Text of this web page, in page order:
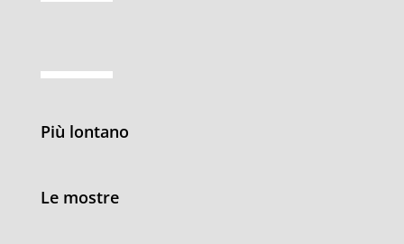
Più lontano
Le mostre